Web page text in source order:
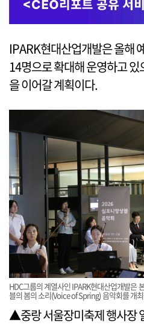
IPARK현대산업개발은 올해
14명으로 확대해 운영하고
을 이어갈 계획이다.
HDC그룹의 계열사인 IPARK현대산업개발은
블의 봄의 소리(Voice of Spring) 음악회를 개
▲중랑 서울장미축제 행사장